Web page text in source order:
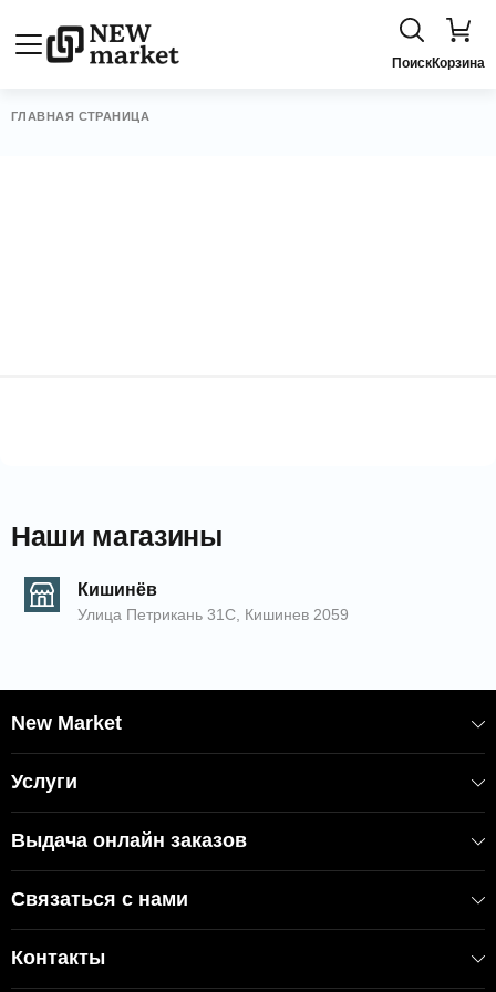
ПоискКорзина
ГЛАВНАЯ СТРАНИЦА
Наши магазины
Кишинёв
Улица Петрикань 31С, Кишинев 2059
New Market
Услуги
Выдача онлайн заказов
Связаться с нами
Контакты